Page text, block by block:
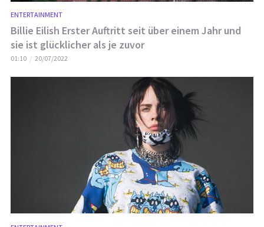
ENTERTAINMENT
Billie Eilish Erster Auftritt seit über einem Jahr und
sie ist glücklicher als je zuvor
01:10 20/07/2022